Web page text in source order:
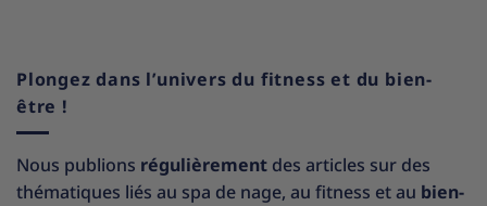
Plongez dans l’univers du fitness et du bien-
être !
Nous publions régulièrement des articles sur des
thématiques liés au spa de nage, au fitness et au bien-